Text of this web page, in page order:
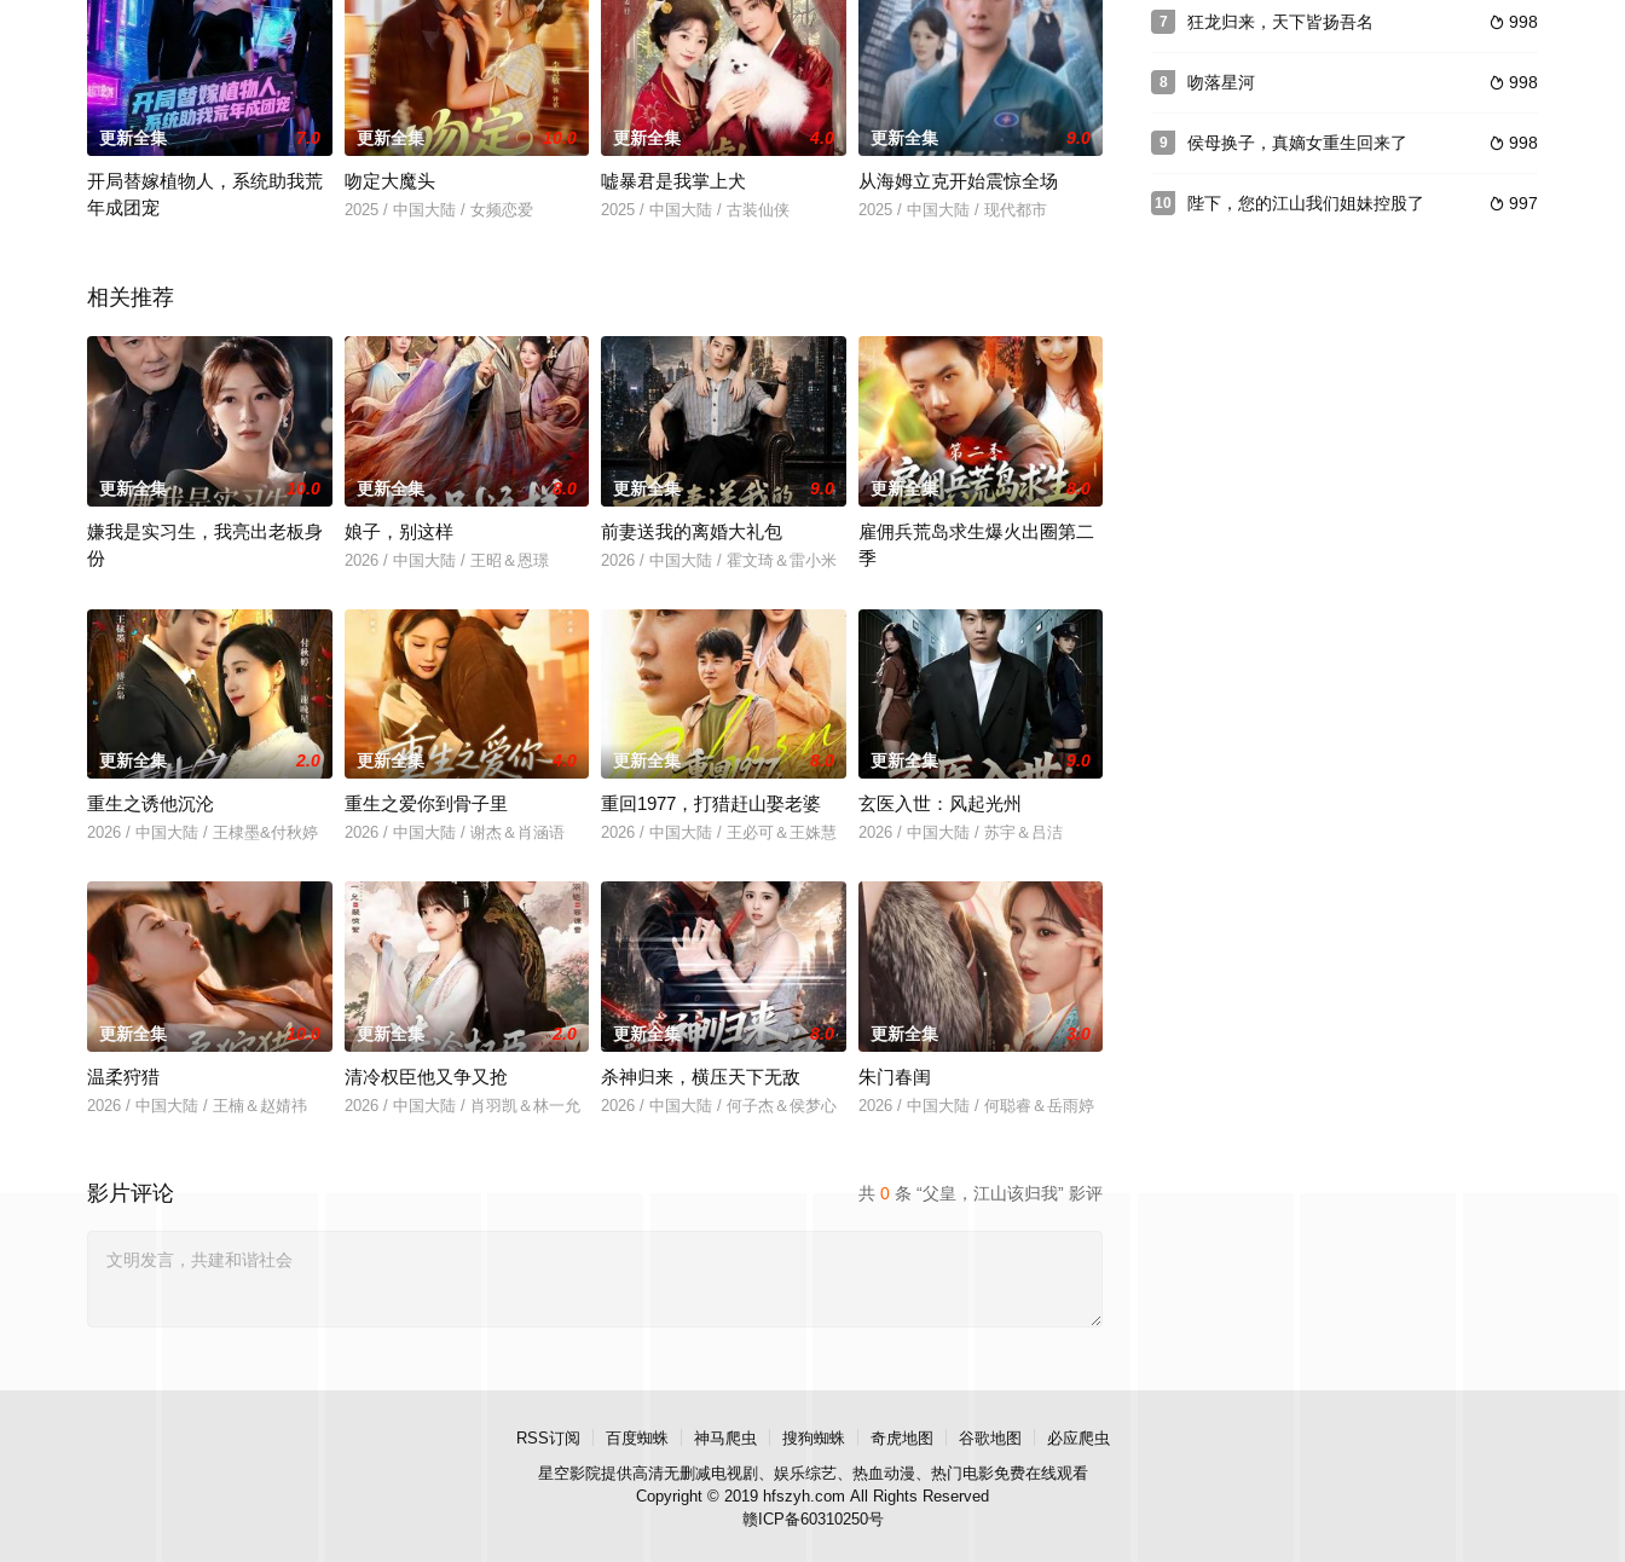
更新全集 7.0
开局替嫁植物人，系统助我荒
年成团宠
更新全集 10.0
吻定大魔头
2025 / 中国大陆 / 女频恋爱
更新全集 4.0
嘘暴君是我掌上犬
2025 / 中国大陆 / 古装仙侠
更新全集 9.0
从海姆立克开始震惊全场
2025 / 中国大陆 / 现代都市
相关推荐
更新全集 10.0
嫌我是实习生，我亮出老板身
份
更新全集 8.0
娘子，别这样
2026 / 中国大陆 / 王昭＆恩璟
更新全集 9.0
前妻送我的离婚大礼包
2026 / 中国大陆 / 霍文琦＆雷小米
更新全集 8.0
雇佣兵荒岛求生爆火出圈第二
季
更新全集 2.0
重生之诱他沉沦
2026 / 中国大陆 / 王棣墨&付秋婷
更新全集 4.0
重生之爱你到骨子里
2026 / 中国大陆 / 谢杰＆肖涵语
更新全集 8.0
重回1977，打猎赶山娶老婆
2026 / 中国大陆 / 王必可＆王姝慧
更新全集 9.0
玄医入世：风起光州
2026 / 中国大陆 / 苏宇＆吕洁
更新全集 10.0
温柔狩猎
2026 / 中国大陆 / 王楠＆赵婧祎
更新全集 2.0
清冷权臣他又争又抢
2026 / 中国大陆 / 肖羽凯＆林一允
更新全集 8.0
杀神归来，横压天下无敌
2026 / 中国大陆 / 何子杰＆侯梦心
更新全集 3.0
朱门春闺
2026 / 中国大陆 / 何聪睿＆岳雨婷
共 0 条 “父皇，江山该归我” 影评
影片评论
7  998
狂龙归来，天下皆扬吾名
8  998
吻落星河
9  998
侯母换子，真嫡女重生回来了
10  997
陛下，您的江山我们姐妹控股了
RSS订阅 百度蜘蛛 神马爬虫 搜狗蜘蛛 奇虎地图 谷歌地图
必应爬虫
星空影院提供高清无删减电视剧、娱乐综艺、热血动漫、热门电影免费在线观看
Copyright © 2019 hfszyh.com All Rights Reserved
赣ICP备60310250号